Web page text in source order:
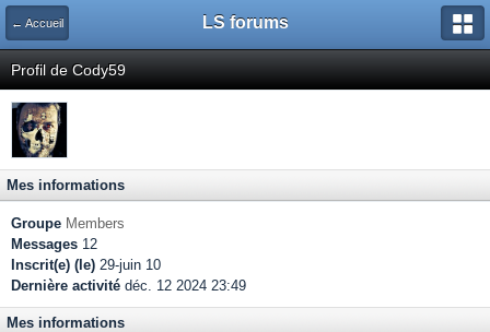
← Accueil LS forums
Profil de Cody59
Mes informations
Groupe Members
Messages 12
Inscrit(e) (le) 29-juin 10
Dernière activité déc. 12 2024 23:49
Mes informations